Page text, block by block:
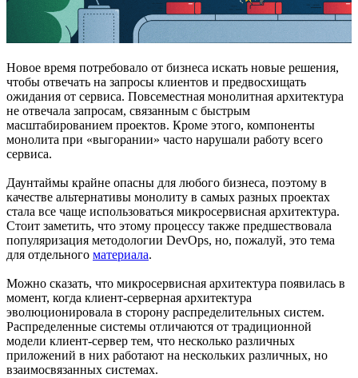
Новое время потребовало от бизнеса искать новые решения,
чтобы отвечать на запросы клиентов и предвосхищать
ожидания от сервиса. Повсеместная монолитная архитектура
не отвечала запросам, связанным с быстрым
масштабированием проектов. Кроме этого, компоненты
монолита при «выгорании» часто нарушали работу всего
сервиса.
Даунтаймы крайне опасны для любого бизнеса, поэтому в
качестве альтернативы монолиту в самых разных проектах
стала все чаще использоваться микросервисная архитектура.
Стоит заметить, что этому процессу также предшествовала
популяризация методологии DevOps, но, пожалуй, это тема
для отдельного материала.
Можно сказать, что микросервисная архитектура появилась в
момент, когда клиент-серверная архитектура
эволюционировала в сторону распределительных систем.
Распределенные системы отличаются от традиционной
модели клиент-сервер тем, что несколько различных
приложений в них работают на нескольких различных, но
взаимосвязанных системах.